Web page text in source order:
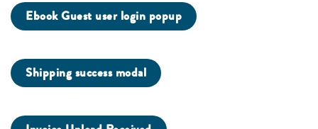
Ebook Guest user login popup
Shipping success modal